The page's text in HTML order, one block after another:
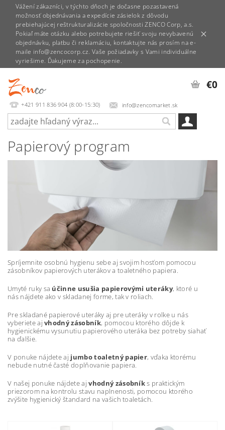
Vážení zákazníci, v týchto dňoch je dočasne pozastavená
možnosť objednávania a expedície zásielok z dôvodu
prebiehajúcej reštrukturalizácie spoločnosti ZENCO Corp, a.s.
Pokiaľ máte otázku alebo potrebujete riešiť svoju nevybavenú
objednávku, platbu či reklamáciu, kontaktujte nás prosím na e-
maile info@zencocorp.cz. Vaše požiadavky s Vami individuálne
vyriešime. Ďakujeme za pochopenie.
+421 911 836 904 (8:00-15:30) info@zencomarket.sk
€0
Papierový program
Spríjemnite osobnú hygienu sebe aj svojim hosťom pomocou
zásobníkov papierových uterákov a toaletného papiera.
Umyté ruky sa účinne usušia papierovými uteráky, ktoré u
nás nájdete ako v skladanej forme, tak v roliach.
Pre skladané papierové uteráky aj pre uteráky v rolke u nás
vyberiete ajvhodný zásobník, pomocou ktorého dôjde k
hygienickému vysunutiu papierového uteráka bez potreby siahať
na ďalšie.
V ponuke nájdete aj jumbo toaletný papier, vďaka ktorému
nebude nutné časté doplňovanie papiera.
V našej ponuke nájdete ajvhodný zásobníks praktickým
priezorom na kontrolu stavu naplnenosti, pomocou ktorého
zvýšite hygienický štandard na vašich toaletách.